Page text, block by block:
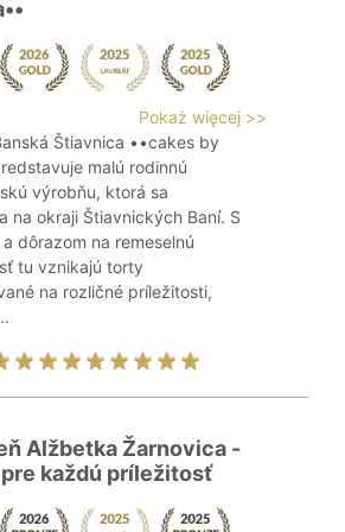
Pokaż więcej >>
Štiavnica ••cakes by
malú rodinnú
výrobňu, ktorá sa
na okraji Štiavnických Baní. S
dôrazom na remeselnú
tu vznikajú torty
na rozličné príležitosti,
Alžbetka Žarnovica -
každú príležitosť